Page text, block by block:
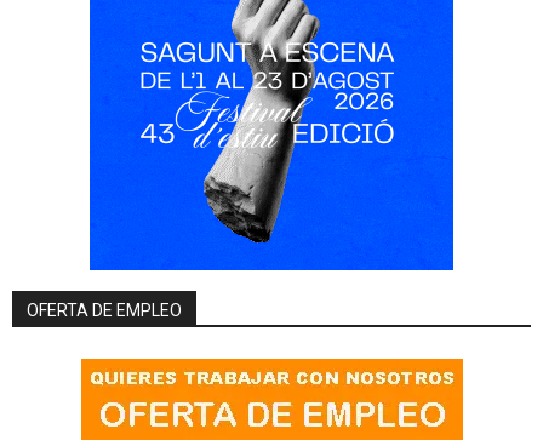
OFERTA DE EMPLEO